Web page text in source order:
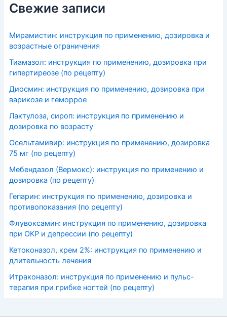
Свежие записи
Мирамистин: инструкция по применению, дозировка и
возрастные ограничения
Тиамазол: инструкция по применению, дозировка при
гипертиреозе (по рецепту)
Диосмин: инструкция по применению, дозировка при
варикозе и геморрое
Лактулоза, сироп: инструкция по применению и
дозировка по возрасту
Осельтамивир: инструкция по применению, дозировка
75 мг (по рецепту)
Мебендазол (Вермокс): инструкция по применению и
дозировка (по рецепту)
Гепарин: инструкция по применению, дозировка и
противопоказания (по рецепту)
Флувоксамин: инструкция по применению, дозировка
при ОКР и депрессии (по рецепту)
Кетоконазол, крем 2%: инструкция по применению и
длительность лечения
Итраконазол: инструкция по применению и пульс-
терапия при грибке ногтей (по рецепту)